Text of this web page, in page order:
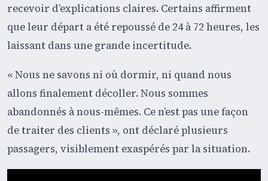
recevoir d’explications claires. Certains affirment
que leur départ a été repoussé de 24 à 72 heures, les
laissant dans une grande incertitude.
« Nous ne savons ni où dormir, ni quand nous
allons finalement décoller. Nous sommes
abandonnés à nous-mêmes. Ce n’est pas une façon
de traiter des clients », ont déclaré plusieurs
passagers, visiblement exaspérés par la situation.